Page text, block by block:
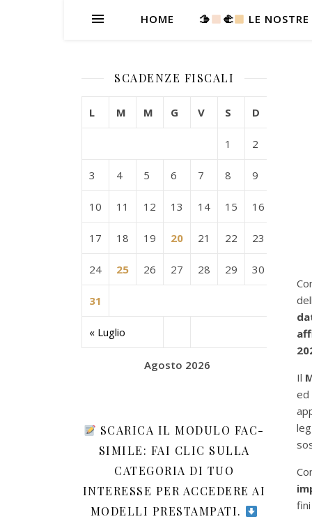
HOME 🫱 ‍🫲 LE
SCADENZE FISCALI
Agosto 2026
L M M G V S D
« Luglio
1 2
3 4 5 6 7 8 9
10 11 12 13 14 15 16
17 18 19 20 21 22 23
24 25 26 27 28 29 30
31
SCARICA IL MODULO FAC-
SIMILE: FAI CLIC SULLA
CATEGORIA DI TUO
INTERESSE PER ACCEDERE AI
MODELLI PRESTAMPATI.
Il